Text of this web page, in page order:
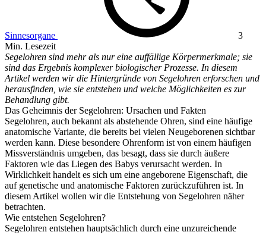
Sinnesorgane
3
Min. Lesezeit
Segelohren sind mehr als nur eine auffällige Körpermerkmale; sie
sind das Ergebnis komplexer biologischer Prozesse. In diesem
Artikel werden wir die Hintergründe von Segelohren erforschen und
herausfinden, wie sie entstehen und welche Möglichkeiten es zur
Behandlung gibt.
Das Geheimnis der Segelohren: Ursachen und Fakten
Segelohren, auch bekannt als abstehende Ohren, sind eine häufige
anatomische Variante, die bereits bei vielen Neugeborenen sichtbar
werden kann. Diese besondere Ohrenform ist von einem häufigen
Missverständnis umgeben, das besagt, dass sie durch äußere
Faktoren wie das Liegen des Babys verursacht werden. In
Wirklichkeit handelt es sich um eine angeborene Eigenschaft, die
auf genetische und anatomische Faktoren zurückzuführen ist. In
diesem Artikel wollen wir die Entstehung von Segelohren näher
betrachten.
Wie entstehen Segelohren?
Segelohren entstehen hauptsächlich durch eine unzureichende